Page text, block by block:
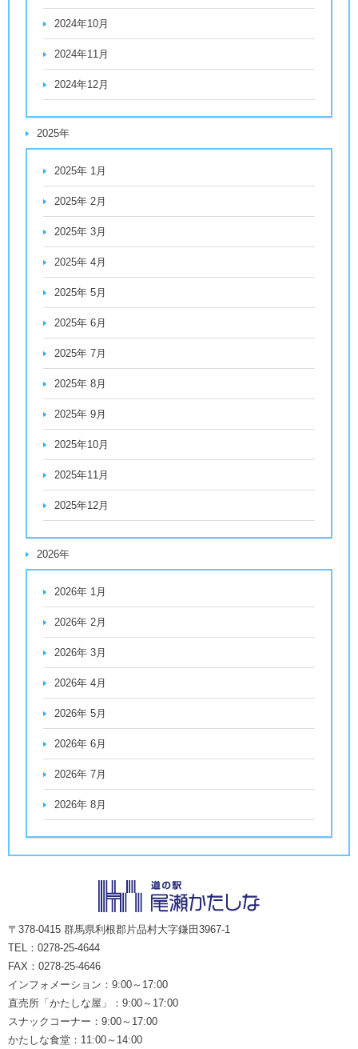
2024年10月
2024年11月
2024年12月
2025年
2025年 1月
2025年 2月
2025年 3月
2025年 4月
2025年 5月
2025年 6月
2025年 7月
2025年 8月
2025年 9月
2025年10月
2025年11月
2025年12月
2026年
2026年 1月
2026年 2月
2026年 3月
2026年 4月
2026年 5月
2026年 6月
2026年 7月
2026年 8月
〒378-0415 群馬県利根郡片品村大字鎌田3967-1
TEL：0278-25-4644
FAX：0278-25-4646
インフォメーション：9:00～17:00
直売所「かたしな屋」：9:00～17:00
スナックコーナー：9:00～17:00
かたしな食堂：11:00～14:00